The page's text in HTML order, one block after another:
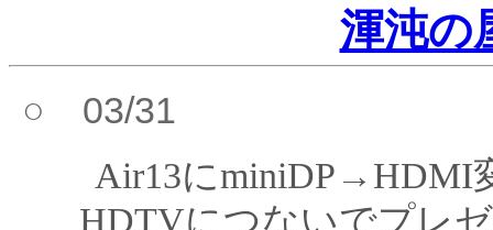
渾沌の
○ 03/31
Air13にminiDP→HDMI
HDTVにつないでプレ